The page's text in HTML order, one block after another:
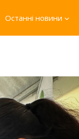
Останні новини